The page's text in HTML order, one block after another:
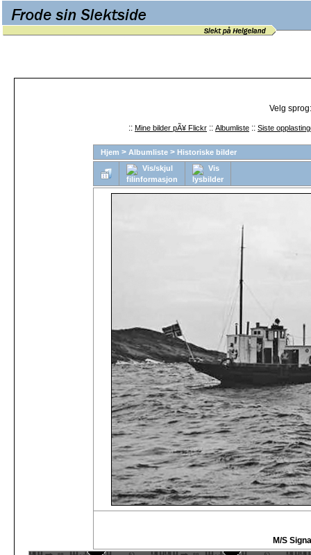
Velg
:: Mine bilder pÃ¥ Flickr :: Albumliste :: Siste
Hjem > Albumliste > Historiske bilder
M/S